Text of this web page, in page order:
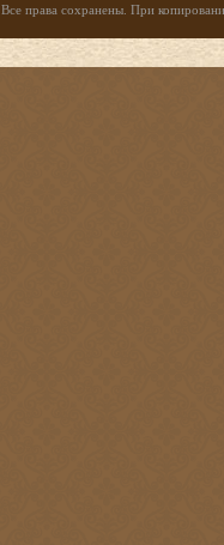
права сохранены. При